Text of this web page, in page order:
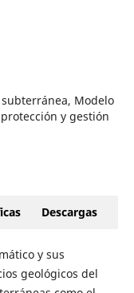
Modelo
y gestión
Descargas
y sus
geológicos del